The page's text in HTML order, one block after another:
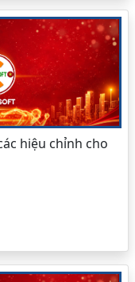
hiệu chỉnh cho